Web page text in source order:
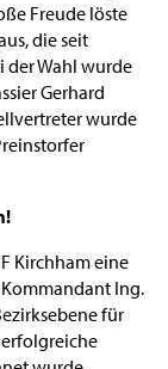
Freude löste
die seit
der Wahl wurde
Gerhard
wurde
Kirchham eine
Ing.
für